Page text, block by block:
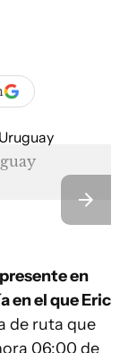
en
en el que Eric
de ruta que
06:00 de